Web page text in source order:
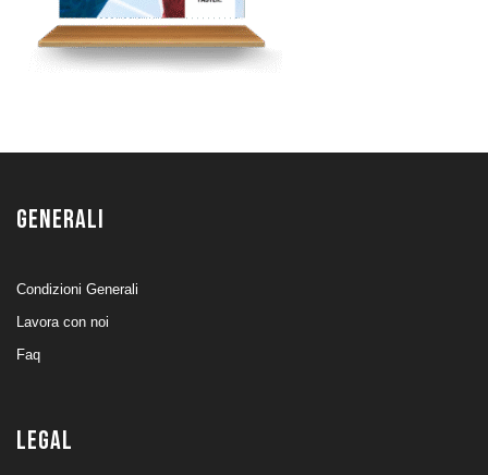
GENERALI
Condizioni Generali
Lavora con noi
Faq
LEGAL